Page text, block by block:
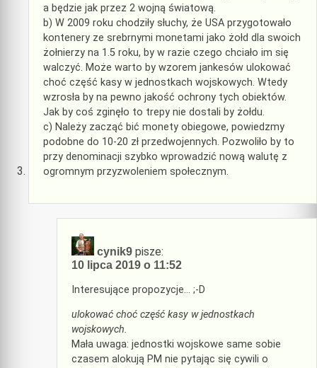
a będzie jak przez 2 wojną światową.
b) W 2009 roku chodziły słuchy, że USA przygotowało
kontenery ze srebrnymi monetami jako żołd dla swoich
żołnierzy na 1.5 roku, by w razie czego chciało im się
walczyć. Może warto by wzorem jankesów ulokować
choć część kasy w jednostkach wojskowych. Wtedy
wzrosła by na pewno jakość ochrony tych obiektów.
Jak by coś zginęło to trepy nie dostali by żołdu.
c) Należy zacząć bić monety obiegowe, powiedzmy
podobne do 10-20 zł przedwojennych. Pozwoliło by to
przy denominacji szybko wprowadzić nową walutę z
ogromnym przyzwoleniem społecznym.
cynik9 pisze:
10 lipca 2019 o 11:52
Interesujące propozycje… ;-D
ulokować choć część kasy w jednostkach
wojskowych.
Mała uwaga: jednostki wojskowe same sobie
czasem alokują PM nie pytając się cywili o